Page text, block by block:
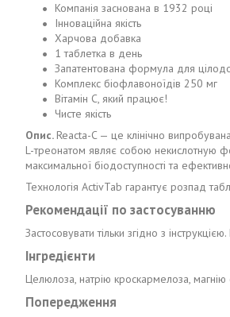
Компанія заснована в 1932 році
Інноваційна якість
Харчова добавка
1 таблетка в день
Запатентована формула для
Комплекс біофлавоноїдів 250 мг
Вітамін С, який працює!
Чисте якість
Опис. Reacta-C — це клінічно
L-треонатом являє собою некислотную
максимальної біодоступності та
Технологія ActivTab гарантує розпад
Рекомендації по застосуванню
Застосовувати тільки згідно з
Інгредієнти
Целюлоза, натрію кроскармелоза, магнію
Попередження